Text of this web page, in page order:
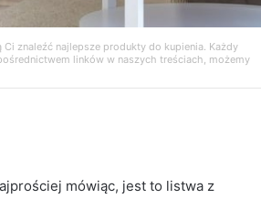
znaleźć najlepsze produkty do kupienia. Każdy
linków w naszych treściach, możemy
mówiąc, jest to listwa z